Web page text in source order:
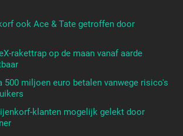
ook Ace & Tate getroffen door
rakettrap op de maan vanaf aarde
500 miljoen euro betalen vanwege risico's
klanten mogelijk gelekt door